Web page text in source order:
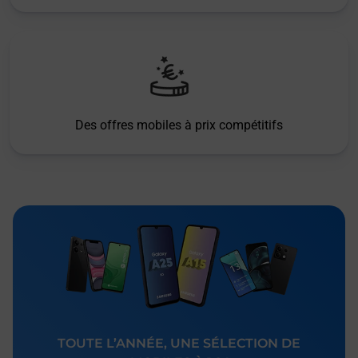
Des offres mobiles à prix compétitifs
TOUTE L’ANNÉE, UNE SÉLECTION DE